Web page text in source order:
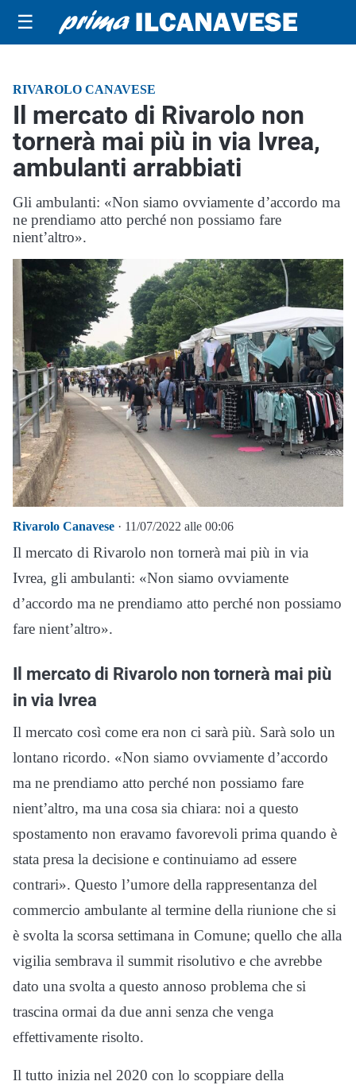
☰
RIVAROLO CANAVESE
Il mercato di Rivarolo non
tornerà mai più in via Ivrea,
ambulanti arrabbiati
Gli ambulanti: «Non siamo ovviamente d’accordo ma
ne prendiamo atto perché non possiamo fare
nient’altro».
Rivarolo Canavese · 11/07/2022 alle 00:06
Il mercato di Rivarolo non tornerà mai più in via
Ivrea, gli ambulanti: «Non siamo ovviamente
d’accordo ma ne prendiamo atto perché non possiamo
fare nient’altro».
Il mercato di Rivarolo non tornerà mai più
in via Ivrea
Il mercato così come era non ci sarà più. Sarà solo un
lontano ricordo. «Non siamo ovviamente d’accordo
ma ne prendiamo atto perché non possiamo fare
nient’altro, ma una cosa sia chiara: noi a questo
spostamento non eravamo favorevoli prima quando è
stata presa la decisione e continuiamo ad essere
contrari». Questo l’umore della rappresentanza del
commercio ambulante al termine della riunione che si
è svolta la scorsa settimana in Comune; quello che alla
vigilia sembrava il summit risolutivo e che avrebbe
dato una svolta a questo annoso problema che si
trascina ormai da due anni senza che venga
effettivamente risolto.
Il tutto inizia nel 2020 con lo scoppiare della